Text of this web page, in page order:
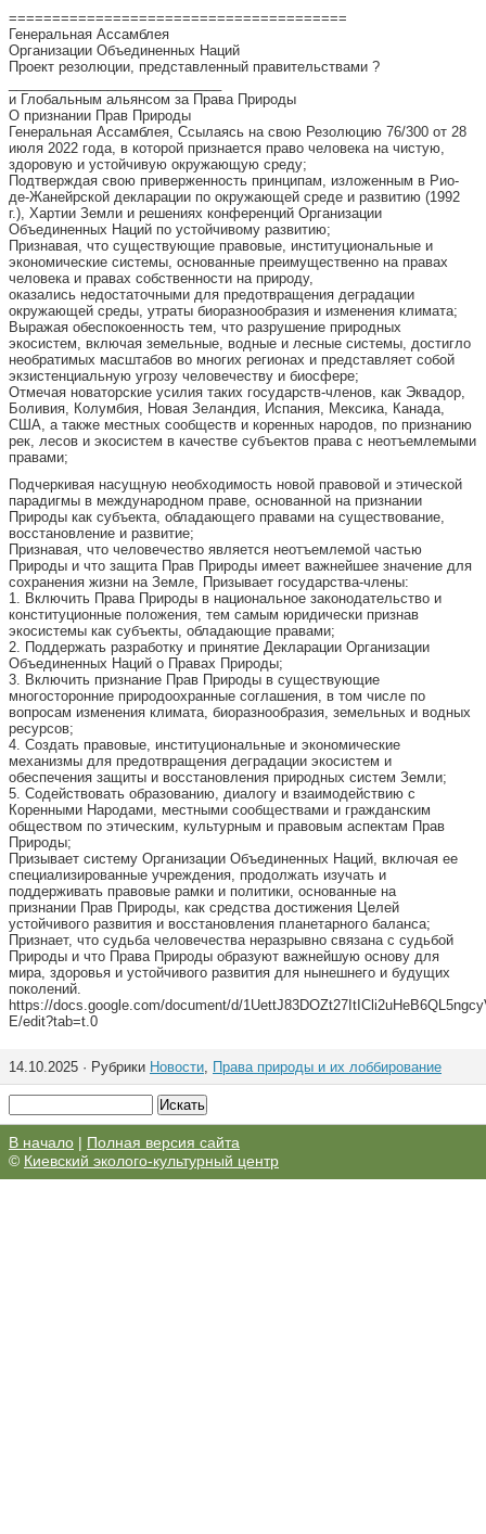
=======================================
Генеральная Ассамблея
Организации Объединенных Наций
Проект резолюции, представленный правительствами ?
и Глобальным альянсом за Права Природы
О признании Прав Природы
Генеральная Ассамблея, Ссылаясь на свою Резолюцию 76/300 от 28
июля 2022 года, в которой признается право человека на чистую,
здоровую и устойчивую окружающую среду;
Подтверждая свою приверженность принципам, изложенным в Рио-
де-Жанейрской декларации по окружающей среде и развитию (1992
г.), Хартии Земли и решениях конференций Организации
Объединенных Наций по устойчивому развитию;
Признавая, что существующие правовые, институциональные и
экономические системы, основанные преимущественно на правах
человека и правах собственности на природу,
оказались недостаточными для предотвращения деградации
окружающей среды, утраты биоразнообразия и изменения климата;
Выражая обеспокоенность тем, что разрушение природных
экосистем, включая земельные, водные и лесные системы, достигло
необратимых масштабов во многих регионах и представляет собой
экзистенциальную угрозу человечеству и биосфере;
Отмечая новаторские усилия таких государств-членов, как Эквадор,
Боливия, Колумбия, Новая Зеландия, Испания, Мексика, Канада,
США, а также местных сообществ и коренных народов, по признанию
рек, лесов и экосистем в качестве субъектов права с неотъемлемыми
правами;
Подчеркивая насущную необходимость новой правовой и этической
парадигмы в международном праве, основанной на признании
Природы как субъекта, обладающего правами на существование,
восстановление и развитие;
Признавая, что человечество является неотъемлемой частью
Природы и что защита Прав Природы имеет важнейшее значение для
сохранения жизни на Земле, Призывает государства-члены:
1. Включить Права Природы в национальное законодательство и
конституционные положения, тем самым юридически признав
экосистемы как субъекты, обладающие правами;
2. Поддержать разработку и принятие Декларации Организации
Объединенных Наций о Правах Природы;
3. Включить признание Прав Природы в существующие
многосторонние природоохранные соглашения, в том числе по
вопросам изменения климата, биоразнообразия, земельных и водных
ресурсов;
4. Создать правовые, институциональные и экономические
механизмы для предотвращения деградации экосистем и
обеспечения защиты и восстановления природных систем Земли;
5. Содействовать образованию, диалогу и взаимодействию с
Коренными Народами, местными сообществами и гражданским
обществом по этическим, культурным и правовым аспектам Прав
Природы;
Призывает систему Организации Объединенных Наций, включая ее
специализированные учреждения, продолжать изучать и
поддерживать правовые рамки и политики, основанные на
признании Прав Природы, как средства достижения Целей
устойчивого развития и восстановления планетарного баланса;
Признает, что судьба человечества неразрывно связана с судьбой
Природы и что Права Природы образуют важнейшую основу для
мира, здоровья и устойчивого развития для нынешнего и будущих
поколений.
https://docs.google.com/document/d/
E/edit?tab=t.0
14.10.2025 · Рубрики Новости, Права природы и их лоббирование
В начало | Полная версия сайта
© Киевский эколого-культурный центр